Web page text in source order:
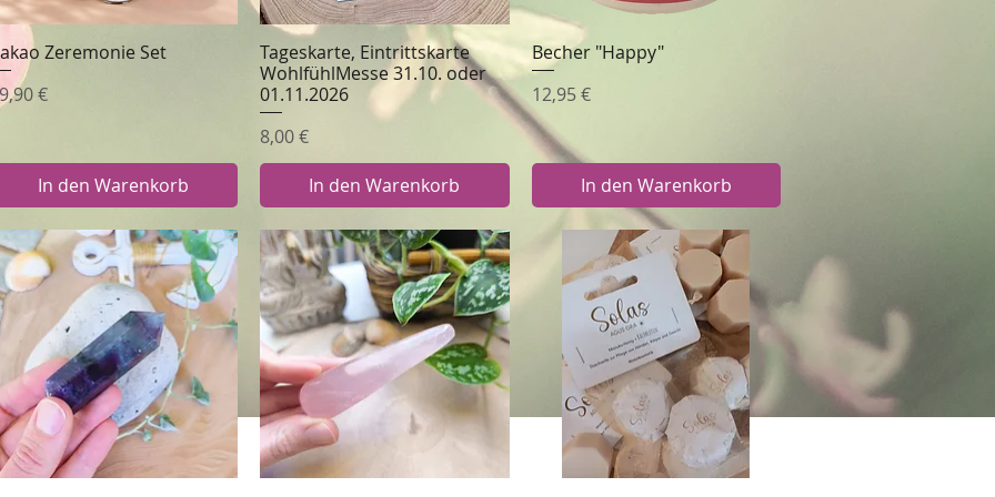
Schnellansicht
Zeremonie Set
€
In den Warenkorb
Schnellansicht
Tageskarte, Eintrittskarte
WohlfühlMesse 31.10. oder
01.11.2026
Preis
8,00 €
In den Warenkorb
Schnellansicht
Becher "Happy"
Preis
12,95 €
In den Warenkorb